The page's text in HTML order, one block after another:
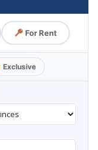
For Rent
Exclusive